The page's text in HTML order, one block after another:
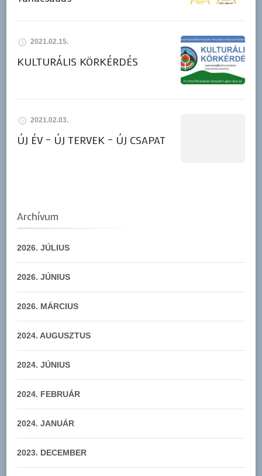
2021.02.15.
KULTURÁLIS KÖRKÉRDÉS
2021.02.03.
ÚJ ÉV – ÚJ TERVEK – ÚJ CSAPAT
Archívum
2026. JÚLIUS
2026. JÚNIUS
2026. MÁRCIUS
2024. AUGUSZTUS
2024. JÚNIUS
2024. FEBRUÁR
2024. JANUÁR
2023. DECEMBER